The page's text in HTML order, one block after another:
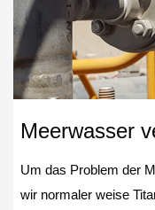
Meerwasser
Um das Problem der
wir normaler weise